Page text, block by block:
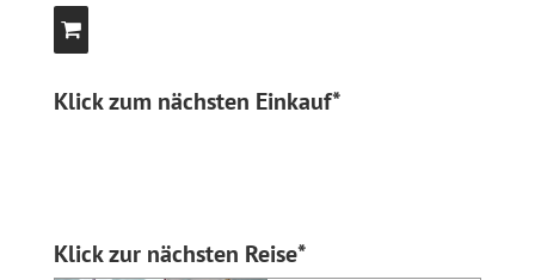
Klick zum nächsten Einkauf*
Klick zur nächsten Reise*